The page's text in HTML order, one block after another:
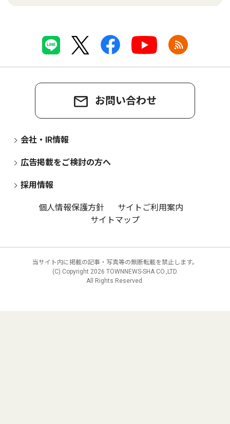
お問い合わせ
会社・IR情報
広告掲載をご検討の方へ
採用情報
個人情報保護方針
サイトご利用案内
サイトマップ
当サイト内に掲載の記事・写真等の無断転載を禁止します。
(C) Copyright 2026 TOWNNEWS-SHA CO.,LTD.
All Rights Reserved.